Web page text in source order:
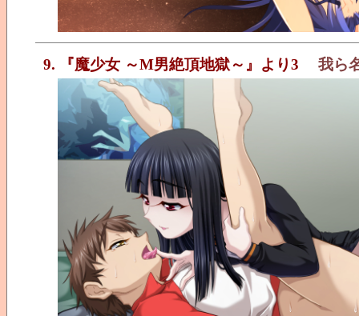
9. 『魔少女 ～M男絶頂地獄～』より3 我ら